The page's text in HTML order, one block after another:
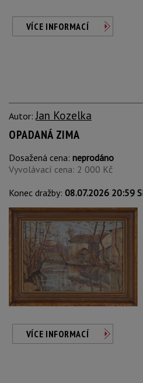
VÍCE INFORMACÍ
Autor:Jan Kozelka
OPADANÁ ZIMA
Dosažená cena: neprodáno
Vyvolávací cena: 2 000 Kč
Konec dražby: 08.07.2026 20:59
VÍCE INFORMACÍ